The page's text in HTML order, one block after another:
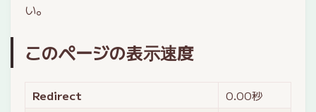
い。
このページの表示速度
Redirect 0.00秒